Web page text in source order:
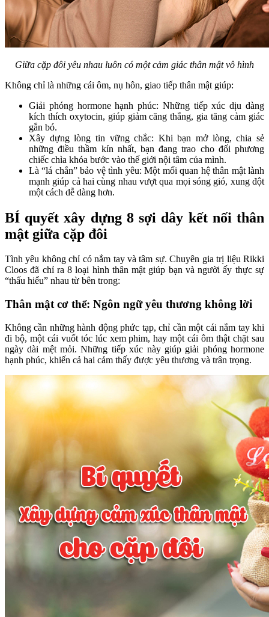
Giữa cặp đôi yêu nhau luôn có một cảm giác thân mật vô hình
Không chỉ là những cái ôm, nụ hôn, giao tiếp thân mật giúp:
Giải phóng hormone hạnh phúc: Những tiếp xúc dịu dàng
kích thích oxytocin, giúp giảm căng thẳng, gia tăng cảm giác
gắn bó.
Xây dựng lòng tin vững chắc: Khi bạn mở lòng, chia sẻ
những điều thầm kín nhất, bạn đang trao cho đối phương
chiếc chìa khóa bước vào thế giới nội tâm của mình.
Là “lá chắn” bảo vệ tình yêu: Một mối quan hệ thân mật lành
mạnh giúp cả hai cùng nhau vượt qua mọi sóng gió, xung đột
một cách dễ dàng hơn.
BÍ quyết xây dựng 8 sợi dây kết nối thân
mật giữa cặp đôi
Tình yêu không chỉ có nắm tay và tâm sự. Chuyên gia trị liệu Rikki
Cloos đã chỉ ra 8 loại hình thân mật giúp bạn và người ấy thực sự
“thấu hiểu” nhau từ bên trong:
Thân mật cơ thể: Ngôn ngữ yêu thương không lời
Không cần những hành động phức tạp, chỉ cần một cái nắm tay khi
đi bộ, một cái vuốt tóc lúc xem phim, hay một cái ôm thật chặt sau
ngày dài mệt mỏi. Những tiếp xúc này giúp giải phóng hormone
hạnh phúc, khiến cả hai cảm thấy được yêu thương và trân trọng.